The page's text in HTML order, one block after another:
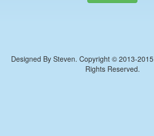
Designed By Steven. Copyright © 2013-2015
Rights Reserved.